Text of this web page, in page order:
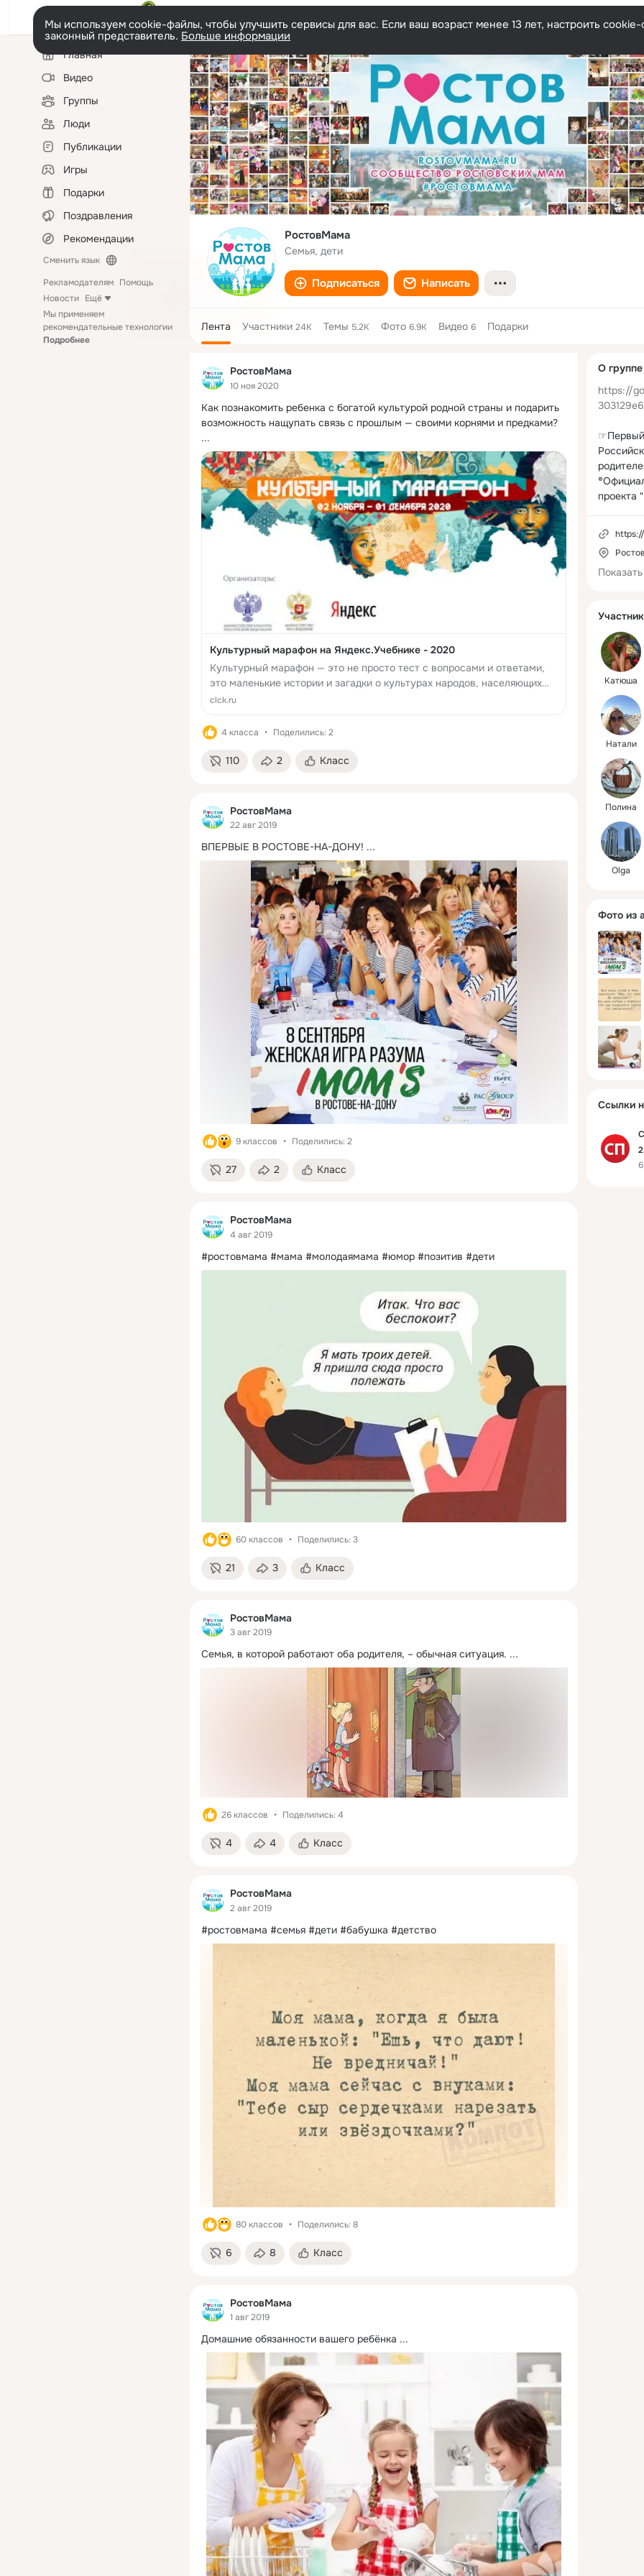
Мы используем cookie-файлы, чтобы улучшить сервисы для вас. Если ваш возраст менее 13 лет, настроить
законный представитель. Больше информации
Левая
колонкаГлавная
Видео
Группы
Люди
Публикации
Игры
Подарки
Поздравления
Рекомендации
Сменить язык
Рекламодателям Помощь
Новости Ещё
Мы применяем
рекомендательные технологии
Подробнее
РостовМама
Семья, дети
Подписаться Написать
Лента Участники 24K Темы 5.2K Фото 6.9K Видео 6 Подарки
РостовМама
10 ноя 2020
Как познакомить ребенка с богатой культурой родной страны и подарить
возможность нащупать связь с прошлым — своими корнями и предками?
...
Культурный марафон на Яндекс.Учебнике - 2020
Культурный марафон — это не просто тест с вопросами и ответами,
это маленькие истории и загадки о культурах народов, населяющих
нашу страну. Хотите узнать о них больше? Присоединяйтесь!
clck.ru
4 класса Поделились: 2
110 2 Класс
РостовМама
22 авг 2019
ВПЕРВЫЕ В РОСТОВЕ-НА-ДОНУ! ...
9 классов Поделились: 2
27 2 Класс
РостовМама
4 авг 2019
#ростовмама #мама #молодаямама #юмор #позитив #дети
60 классов Поделились: 3
21 3 Класс
РостовМама
3 авг 2019
Семья, в которой работают оба родителя, – обычная ситуация. ...
26 классов Поделились: 4
4 4 Класс
РостовМама
2 авг 2019
#ростовмама #семья #дети #бабушка #детство
80 классов Поделились: 8
6 8 Класс
РостовМама
1 авг 2019
Домашние обязанности вашего ребёнка ...
колонка
О группе
https://
проекта
По
группе,
Советы
#семья
#роды
#форум
Катюша
Натали
Полина
Olga
Фото из
Ссылки